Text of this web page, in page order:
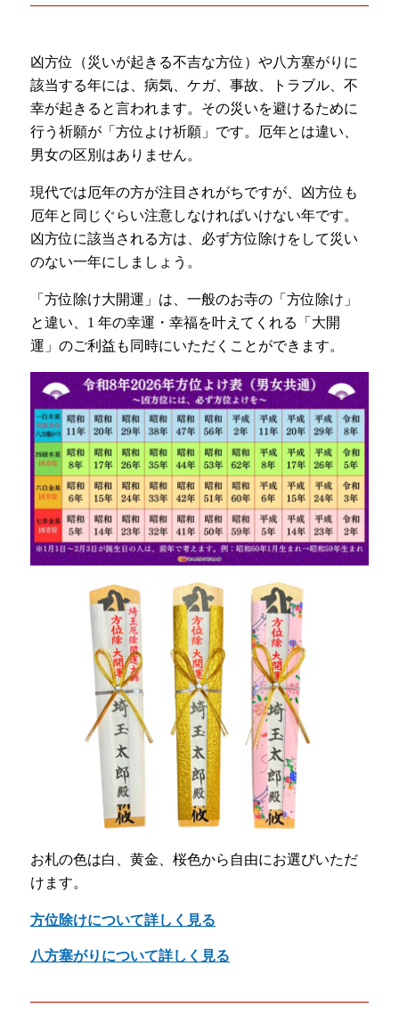
凶方位（災いが起きる不吉な方位）や八方塞がりに
該当する年には、病気、ケガ、事故、トラブル、不
幸が起きると言われます。その災いを避けるために
行う祈願が「方位よけ祈願」です。厄年とは違い、
男女の区別はありません。
現代では厄年の方が注目されがちですが、凶方位も
厄年と同じぐらい注意しなければいけない年です。
凶方位に該当される方は、必ず方位除けをして災い
のない一年にしましょう。
「方位除け大開運」は、一般のお寺の「方位除け」
と違い、1 年の幸運・幸福を叶えてくれる「大開
運」のご利益も同時にいただくことができます。
お札の色は白、黄金、桜色から自由にお選びいただ
けます。
方位除けについて詳しく見る
八方塞がりについて詳しく見る